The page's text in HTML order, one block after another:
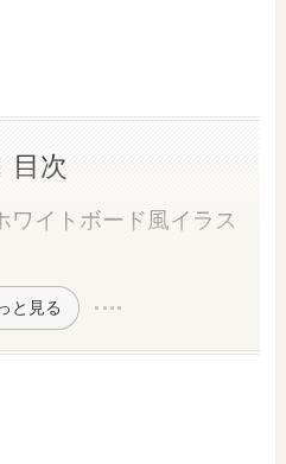
目次
ワイトボード風イラス
と見る